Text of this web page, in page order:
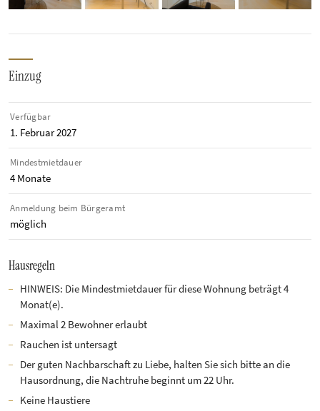
Einzug
Verfügbar
1. Februar 2027
Mindestmietdauer
4 Monate
Anmeldung beim Bürgeramt
möglich
Hausregeln
HINWEIS: Die Mindestmietdauer für diese Wohnung beträgt 4
Monat(e).
Maximal 2 Bewohner erlaubt
Rauchen ist untersagt
Der guten Nachbarschaft zu Liebe, halten Sie sich bitte an die
Hausordnung, die Nachtruhe beginnt um 22 Uhr.
Keine Haustiere